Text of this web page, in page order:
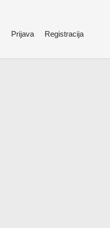
Prijava Registracija